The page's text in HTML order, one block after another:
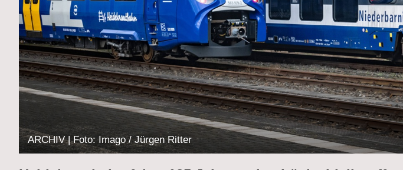
ARCHIV | Foto: Imago / Jürgen Ritter